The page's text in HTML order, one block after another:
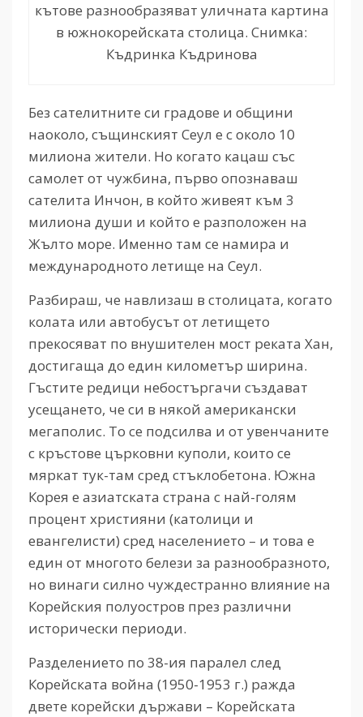
кътове разнообразяват уличната картина
в южнокорейската столица. Снимка:
Къдринка Къдринова
Без сателитните си градове и общини
наоколо, същинският Сеул е с около 10
милиона жители. Но когато кацаш със
самолет от чужбина, първо опознаваш
сателита Инчон, в който живеят към 3
милиона души и който е разположен на
Жълто море. Именно там се намира и
международното летище на Сеул.
Разбираш, че навлизаш в столицата, когато
колата или автобусът от летището
прекосяват по внушителен мост реката Хан,
достигаща до един километър ширина.
Гъстите редици небостъргачи създават
усещането, че си в някой американски
мегаполис. То се подсилва и от увенчаните
с кръстове църковни куполи, които се
мяркат тук-там сред стъклобетона. Южна
Корея е азиатската страна с най-голям
процент християни (католици и
евангелисти) сред населението – и това е
един от многото белези за разнообразното,
но винаги силно чуждестранно влияние на
Корейския полуостров през различни
исторически периоди.
Разделението по 38-ия паралел след
Корейската война (1950-1953 г.) ражда
двете корейски държави – Корейската